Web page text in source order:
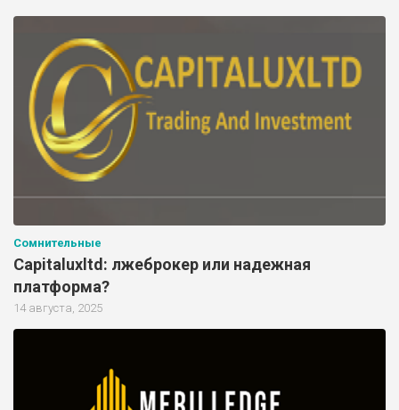
Сомнительные
Capitaluxltd: лжеброкер или надежная
платформа?
14 августа, 2025